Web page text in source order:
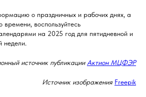
о праздничных и рабочих днях, а
воспользуйтесь
на 2025 год для пятидневной и
недели.
источник публикации Актион МЦФЭР
Источник изображения Freepik